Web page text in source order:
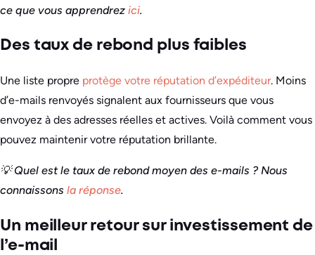
ce que vous apprendrez ici.
Des taux de rebond plus faibles
Une liste propre protège votre réputation d’expéditeur. Moins
d’e-mails renvoyés signalent aux fournisseurs que vous
envoyez à des adresses réelles et actives. Voilà comment vous
pouvez maintenir votre réputation brillante.
💡 Quel est le taux de rebond moyen des e-mails ? Nous
connaissons la réponse.
Un meilleur retour sur investissement de
l’e-mail